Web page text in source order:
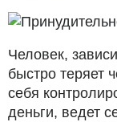
Человек,
быстро теряет
себя
деньги, ведет